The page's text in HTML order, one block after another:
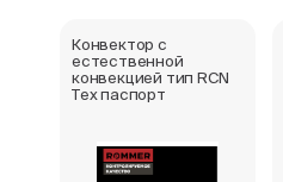
Конвектор с
естественной
конвекцией тип RCN
Тех паспорт